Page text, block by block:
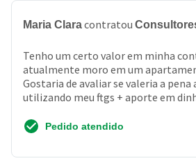
Maria Claracontratou
Tenho um certo valor em minha
atualmente moro em um
Gostaria de avaliar se valeria a
utilizando meu ftgs + aporte em
Pedido atendido